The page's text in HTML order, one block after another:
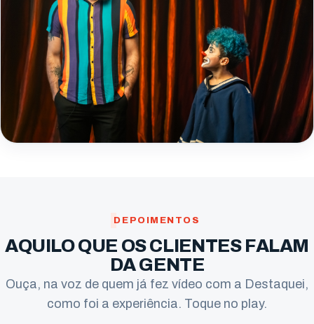
DEPOIMENTOS
AQUILO QUE OS CLIENTES FALAM
DA GENTE
Ouça, na voz de quem já fez vídeo com a Destaquei,
como foi a experiência. Toque no play.